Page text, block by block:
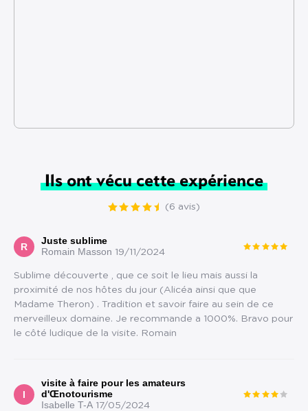
Ils ont vécu cette expérience
(6 avis)
R
Juste sublime
Romain Masson 19/11/2024
Sublime découverte , que ce soit le lieu mais aussi la
proximité de nos hôtes du jour (Alicéa ainsi que que
Madame Theron) . Tradition et savoir faire au sein de ce
merveilleux domaine. Je recommande a 1000%. Bravo pour
le côté ludique de la visite. Romain
I
visite à faire pour les amateurs
d'Œnotourisme
Isabelle T-A 17/05/2024